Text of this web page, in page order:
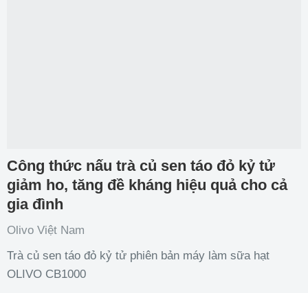
Công thức nấu trà củ sen táo đỏ kỷ tử
giảm ho, tăng đề kháng hiệu quả cho cả
gia đình
Olivo Việt Nam
Trà củ sen táo đỏ kỷ tử phiên bản máy làm sữa hạt
OLIVO CB1000